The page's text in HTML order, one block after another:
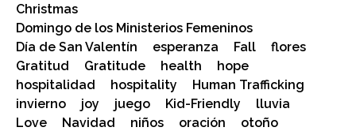
Christmas
Domingo de los Ministerios Femeninos
Día de San Valentín
esperanza Fall
flores
Gratitud
Gratitude health
hope
hospitalidad
hospitality
Human Trafficking
invierno
joy juego Kid-Friendly
lluvia
Love
Navidad niños oración
otoño